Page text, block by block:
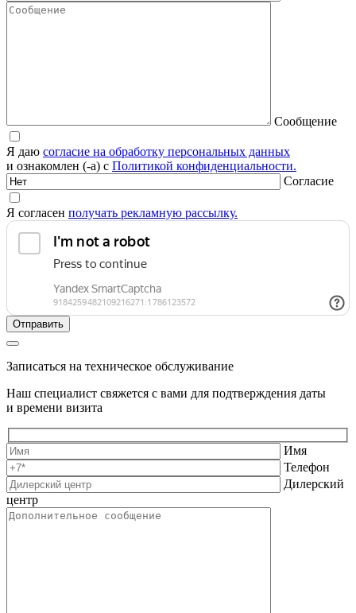
Сообщение
Я даю согласие на обработку персональных данных
и ознакомлен (-а) с Политикой конфиденциальности.
Согласие
Я согласен получать рекламную рассылку.
Записаться на техническое обслуживание
Наш специалист свяжется с вами для подтверждения даты
и времени визита
Имя
Телефон
Дилерский
центр